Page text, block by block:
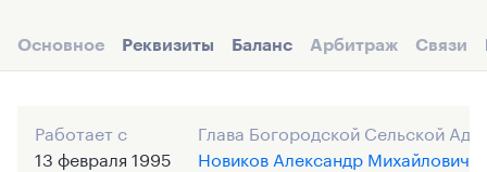
Основное Реквизиты Баланс Арбитраж Связи
Работает с
13 февраля 1995
Глава Богородской Сельской
Новиков Александр Михайлович